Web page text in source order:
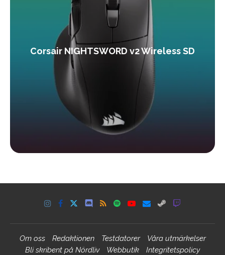
Corsair NIGHTSWORD v2 Wireless SD
Om oss Redaktionen Testdatorer
Våra utmärkelser
Bli skribent på Nördliv
Webbutik Integritetspolicy